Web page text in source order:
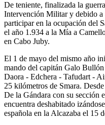
De teniente, finalizada la
Intervención Militar y debido a
participar en la ocupación del
el año 1.934 a la Mía a
en Cabo Juby.
El 1 de mayo del mismo año
mando del capitán Galo
Daora - Edchera - Tafudart -
25 kilómetros de Smara.
De la Gándara con su sección
encuentra deshabitado
española en la Alcazaba el 15